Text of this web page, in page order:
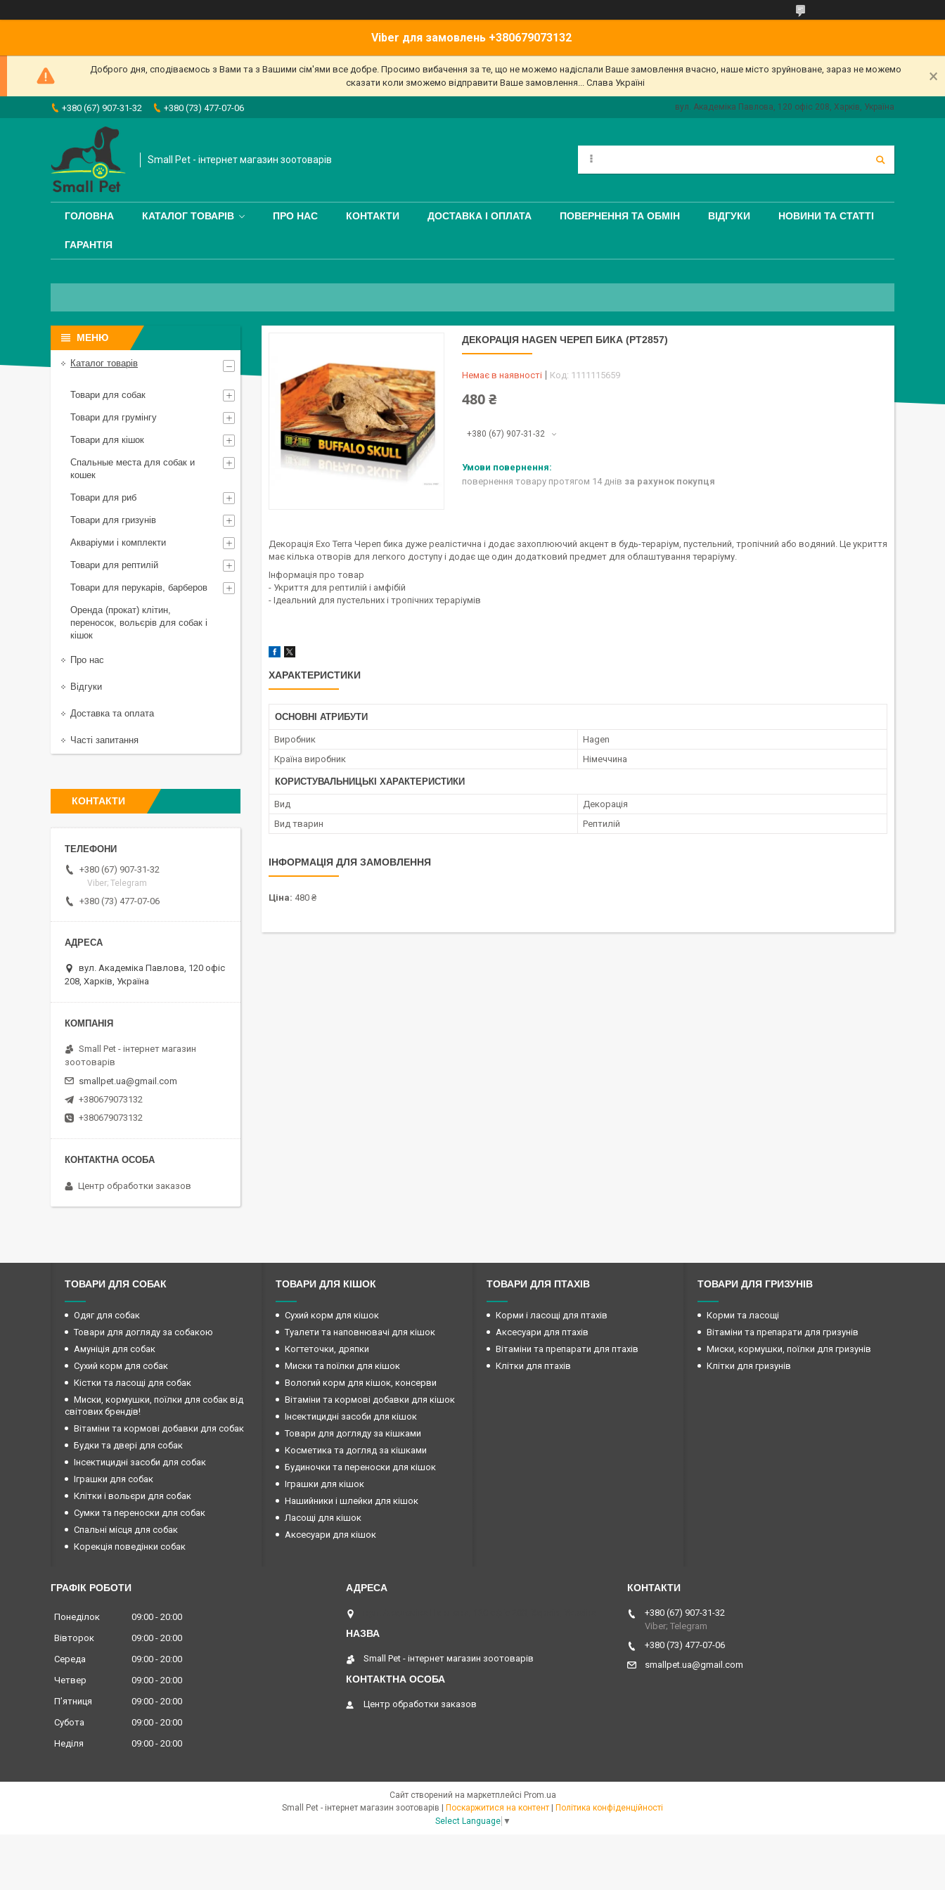
Viber для замовлень +380679073132
Доброго дня, сподіваємось з Вами та з Вашими сім'ями все добре. Просимо вибачення за те, що не можемо надіслали Ваше замовлення вчасно, наше місто зруйноване, зараз не можемо
сказати коли зможемо відправити Ваше замовлення... Слава Україні
+380 (67) 907-31-32 +380 (73) 477-07-06 вул. Академіка Павлова, 120 офіс 208, Харків, Україна
Small Pet - інтернет магазин зоотоварів
ГОЛОВНА КАТАЛОГ ТОВАРІВ ПРО НАС КОНТАКТИ ДОСТАВКА І ОПЛАТА ПОВЕРНЕННЯ ТА ОБМІН ВІДГУКИ НОВИНИ ТА СТАТТІ
ГАРАНТІЯ
ДЕКОРАЦІЯ HAGEN ЧЕРЕП БИКА (РТ2857)
Немає в наявності Код: 1111115659
480 ₴
+380 (67) 907-31-32
повернення товару протягом 14 днів за рахунок покупця
Декорація Exo Terra Череп бика дуже реалістична і додає захоплюючий акцент в будь-тераріум, пустельний, тропічний або водяний. Це укриття
має кілька отворів для легкого доступу і додає ще один додатковий предмет для облаштування тераріуму.
Інформація про товар
- Укриття для рептилій і амфібій
- Ідеальний для пустельних і тропічних тераріумів
ХАРАКТЕРИСТИКИ
ОСНОВНІ АТРИБУТИ
Виробник
Hagen
Країна виробник
Німеччина
КОРИСТУВАЛЬНИЦЬКІ ХАРАКТЕРИСТИКИ
Вид
Декорація
Вид тварин
Рептилій
ІНФОРМАЦІЯ ДЛЯ ЗАМОВЛЕННЯ
Ціна: 480 ₴
Каталог товарів
Товари для собак
Товари для грумінгу
Товари для кішок
Спальные места для собак и
кошек
Товари для риб
Товари для гризунів
Акваріуми і комплекти
Товари для рептилій
Товари для перукарів, барберов
Оренда (прокат) клітин,
переносок, вольєрів для собак і
кішок
Про нас
Відгуки
Доставка та оплата
Часті запитання
КОНТАКТИ
+380 (67) 907-31-32
Viber; Telegram
+380 (73) 477-07-06
вул. Академіка Павлова, 120 офіс
208, Харків, Україна
Small Pet - інтернет магазин
зоотоварів
smallpet.ua@gmail.com
+380679073132
+380679073132
Центр обработки заказов
ТОВАРИ ДЛЯ СОБАК
Одяг для собак
Товари для догляду за собакою
Амуніція для собак
Сухий корм для собак
Кістки та ласощі для собак
Миски, кормушки, поїлки для собак від
світових брендів!
Вітаміни та кормові добавки для собак
Будки та двері для собак
Інсектицидні засоби для собак
Іграшки для собак
Клітки і вольєри для собак
Сумки та переноски для собак
Спальні місця для собак
Корекція поведінки собак
ТОВАРИ ДЛЯ КІШОК
Сухий корм для кішок
Туалети та наповнювачі для кішок
Когтеточки, дряпки
Миски та поїлки для кішок
Вологий корм для кішок, консерви
Вітаміни та кормові добавки для кішок
Інсектицидні засоби для кішок
Товари для догляду за кішками
Косметика та догляд за кішками
Будиночки та переноски для кішок
Іграшки для кішок
Нашийники і шлейки для кішок
Ласощі для кішок
Аксесуари для кішок
ТОВАРИ ДЛЯ ПТАХІВ
Корми і ласощі для птахів
Аксесуари для птахів
Вітаміни та препарати для птахів
Клітки для птахів
ТОВАРИ ДЛЯ ГРИЗУНІВ
Корми та ласощі
Вітаміни та препарати для гризунів
Миски, кормушки, поїлки для гризунів
Клітки для гризунів
ГРАФІК РОБОТИ
Понеділок 09:00
20:00
Вівторок
09:00
20:00
Середа
09:00
20:00
Четвер
09:00
20:00
Пʼятниця
09:00
20:00
Субота
09:00
20:00
Неділя
09:00 20:00
Small Pet - інтернет магазин зоотоварів
Центр обработки заказов
+380 (67) 907-31-32
Viber; Telegram
+380 (73) 477-07-06
smallpet.ua@gmail.com
Сайт створений на маркетплейсі Prom.ua
Поскаржитися на контент
Політика конфіденційності
Select Language ▼